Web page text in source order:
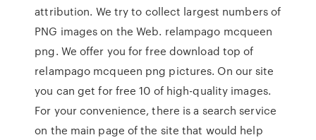
attribution. We try to collect largest numbers of
PNG images on the Web. relampago mcqueen
png. We offer you for free download top of
relampago mcqueen png pictures. On our site
you can get for free 10 of high-quality images.
For your convenience, there is a search service
on the main page of the site that would help